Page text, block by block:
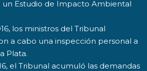
Estudio de Impacto Ambiental
los ministros del Tribunal
a cabo una inspección personal a
Plata.
el Tribunal acumuló las demandas